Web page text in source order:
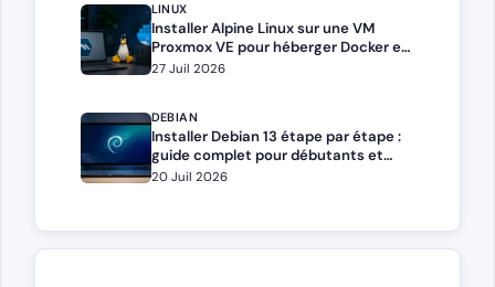
LINUX
Installer Alpine Linux sur une VM
Proxmox VE pour héberger Docker et
Docker Compose
27 Juil 2026
DEBIAN
Installer Debian 13 étape par étape :
guide complet pour débutants et
administrateurs
20 Juil 2026